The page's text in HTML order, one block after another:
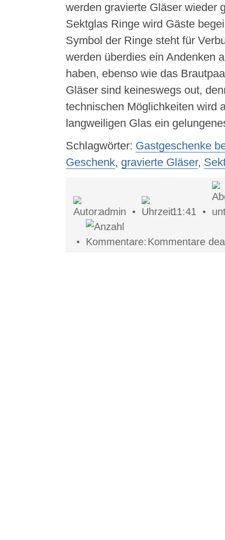
werden gravierte Gläser wieder
Sektglas Ringe wird Gäste
Symbol der Ringe steht für
werden überdies ein Andenken
haben, ebenso wie das
Gläser sind keineswegs out,
technischen Möglichkeiten wird
langweiligen Glas ein
Schlagwörter: Gastgeschenke
Geschenk, gravierte Gläser,
admin • 11:41 •
• Kommentare